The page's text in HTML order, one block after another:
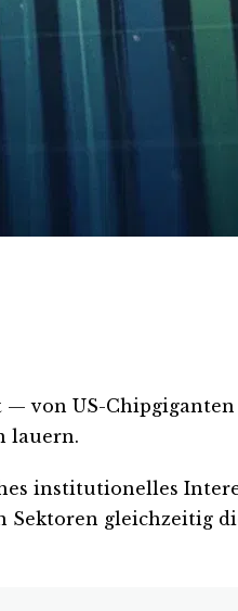
von US-
lauern.
institutionelles
gleichzeitig